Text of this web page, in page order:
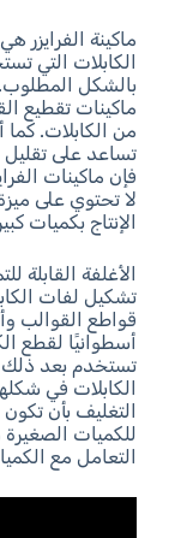
ماكينة
الكابلات التي
بالشكل المطلوب.
ماكينات تقطيع
من الكابلات. كما
تساعد على
فإن ماكينات
لا تحتوي على
الإنتاج بكميات
الأغلفة
تشكيل لفات
قواطع القوالب
أسطوانيًا لقطع
تستخدم بعد ذلك
الكابلات في
التغليف بأن
للكميات الصغيرة
التعامل مع